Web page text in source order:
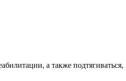
а также подтягиваться,